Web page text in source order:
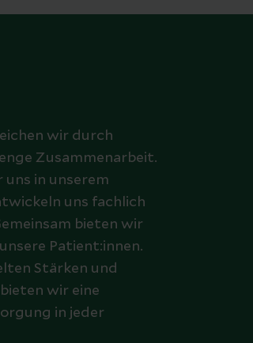
wir durch
Zusammenarbeit.
uns in unserem
uns fachlich
bieten wir
Patient:innen.
Stärken und
wir eine
in jeder